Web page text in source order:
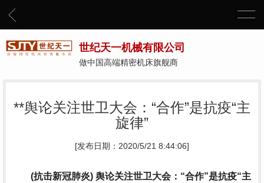
世纪天一机械有限公司
做中国高端精密机床旗舰商
**舆论关注世卫大会：“合作”是抗疫“主
旋律”
[发布日期：2020/5/21 8:44:06]
(抗击新冠肺炎) 舆论关注世卫大会：“合作”是抗疫“主